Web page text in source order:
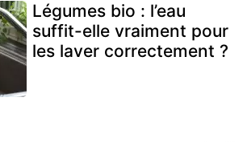
Légumes bio : l’eau
suffit-elle vraiment pour
les laver correctement ?